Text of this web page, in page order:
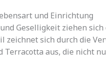
und Einrichtung
Geselligkeit ziehen sich
zeichnet sich durch die
Terracotta aus, die nicht